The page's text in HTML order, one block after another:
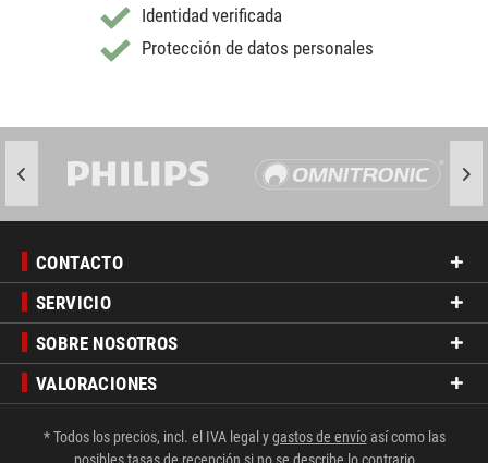
Identidad verificada
Protección de datos personales
CONTACTO
SERVICIO
SOBRE NOSOTROS
VALORACIONES
* Todos los precios, incl. el IVA legal ygastos de envíoasí como las